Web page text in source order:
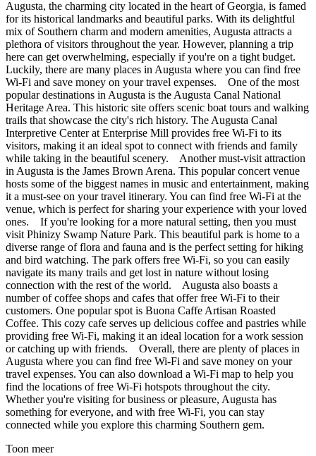
Augusta, the charming city located in the heart of Georgia, is famed
for its historical landmarks and beautiful parks. With its delightful
mix of Southern charm and modern amenities, Augusta attracts a
plethora of visitors throughout the year. However, planning a trip
here can get overwhelming, especially if you're on a tight budget.
Luckily, there are many places in Augusta where you can find free
Wi-Fi and save money on your travel expenses. One of the most
popular destinations in Augusta is the Augusta Canal National
Heritage Area. This historic site offers scenic boat tours and walking
trails that showcase the city's rich history. The Augusta Canal
Interpretive Center at Enterprise Mill provides free Wi-Fi to its
visitors, making it an ideal spot to connect with friends and family
while taking in the beautiful scenery. Another must-visit attraction
in Augusta is the James Brown Arena. This popular concert venue
hosts some of the biggest names in music and entertainment, making
it a must-see on your travel itinerary. You can find free Wi-Fi at the
venue, which is perfect for sharing your experience with your loved
ones. If you're looking for a more natural setting, then you must
visit Phinizy Swamp Nature Park. This beautiful park is home to a
diverse range of flora and fauna and is the perfect setting for hiking
and bird watching. The park offers free Wi-Fi, so you can easily
navigate its many trails and get lost in nature without losing
connection with the rest of the world. Augusta also boasts a
number of coffee shops and cafes that offer free Wi-Fi to their
customers. One popular spot is Buona Caffe Artisan Roasted
Coffee. This cozy cafe serves up delicious coffee and pastries while
providing free Wi-Fi, making it an ideal location for a work session
or catching up with friends. Overall, there are plenty of places in
Augusta where you can find free Wi-Fi and save money on your
travel expenses. You can also download a Wi-Fi map to help you
find the locations of free Wi-Fi hotspots throughout the city.
Whether you're visiting for business or pleasure, Augusta has
something for everyone, and with free Wi-Fi, you can stay
connected while you explore this charming Southern gem.
Toon meer